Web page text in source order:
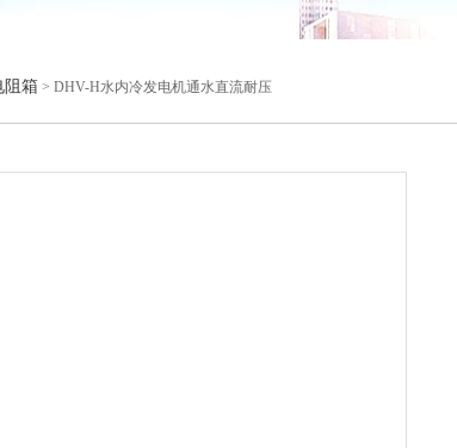
阻箱 > DHV-H水内冷发电机通水直流耐压